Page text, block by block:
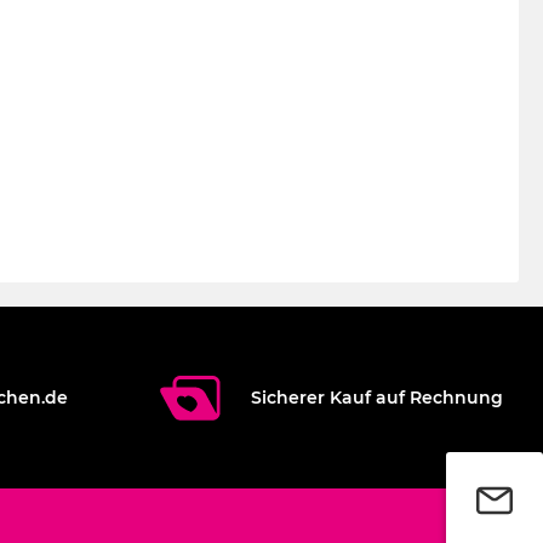
Sicherer Kauf auf Rechnung